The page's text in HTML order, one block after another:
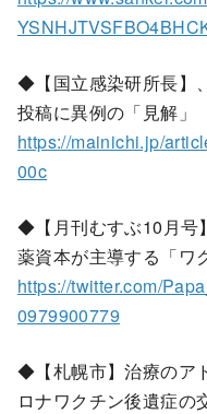
◆【国立感染研所長】
投稿に異例の「見解」
https://mainichi.jp/
00c
◆【月刊むすぶ10月号
薬資本が主導する「ワ
https://twitter.com/
0979900779
◆【札幌市】治療のア
ロナワクチン後遺症の